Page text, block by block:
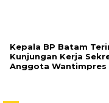
Kepala BP Batam
Kunjungan Kerja
Anggota Wantimpres